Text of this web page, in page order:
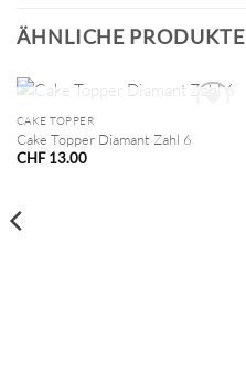
ÄHNLICHE PRODUKTE
NICHT VORRÄTIG
CAKE TOPPER
Cake Topper Diamant Zahl 6
CHF13.00